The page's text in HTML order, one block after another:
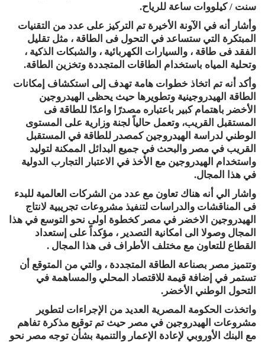
سنت / كيلووات ساعة للرياح.
وأشار أنه في الآونة الأخيرة تم التركيز على عدد من التقنيات
المبتكرة التي ستساعد في التحول فى الطاقة ، مثل تقليل
الفقد فى طاقة ، والسيارات الكهربائية ، والشبكات الذكية ،
وتحلية المياه باستخدام الطاقات المتجددة وتخزين الطاقة.
وأكد أنه تم اتخاذ خطوات هامة تهدف إلى استكشاف إمكانات
الطاقة الهيدروجينية وتطويرها حيث يحظى الهيدروجين
الأخضر باهتمام كبير باعتباره مصدرًا واعدًا للطاقة فى
المستقبل القريب، وتعمل حالياً لجنة وزارية على المستوى
الوطني لدراسة الهيدروجين كمصدر للطاقة في المستقبل
القريب في مصر والبحث في جميع البدائل الممكنة لتوليد
واستخدام الهيدروجين مع الأخذ في الاعتبار التجارب الدولية
في هذا المجال.
واشار الي أنه هناك تعاون مع عدد من الشركات العالمية للبدء
فى المناقشات والدراسات لتنفيذ مشروعات تجريبية لانتاج
الهيدروجين الاخضر في مصر كخطوة اولى نحو التوسع في هذا
المجال وصولا الى امكانية التصدير ، مؤكداً على إستعداد
القطاع للتعاون مع مختلف الأطراف فى هذا المجال .
وتتميز مصر بصناعة الطاقة المتجددة ، والتي من المتوقع أن
تستمر في إضافة قيمة للاقتصاد المحلي والمساهمة في
التحول الوطني الأخضر.
واتخذت الحكومة المصرية العديد من الإجراءات لتطوير
مشروعات الهيدروجين في مصر حيث تم توقيع مذكرة تفاهم
مع البنك الأوروبي لإعادة الإعمار والتنمية بشأن توجه مصر نحو